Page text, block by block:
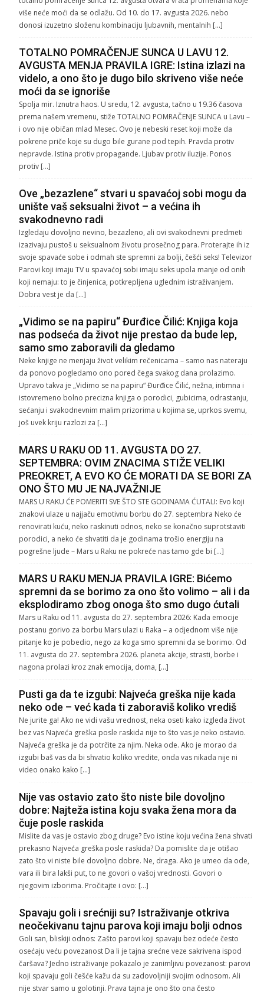
više neće moći da se odlažu. Od 10. do 17. avgusta 2026. nebo
donosi izuzetno složenu kombinaciju ljubavnih, mentalnih […]
TOTALNO POMRAČENJE SUNCA U LAVU 12.
AVGUSTA MENJA PRAVILA IGRE: Istina izlazi na
videlo, a ono što je dugo bilo skriveno više neće
moći da se ignoriše
Spolja mir. Iznutra haos. U sredu, 12. avgusta, tačno u 19.36 časova
prema našem vremenu, stiže TOTALNO POMRAČENJE SUNCA u Lavu –
i ovo nije običan mlad Mesec. Ovo je nebeski reset koji može da
pokrene priče koje su dugo bile gurane pod tepih. Pravda protiv
nepravde. Istina protiv propagande. Ljubav protiv iluzije. Ponos
protiv […]
Ove „bezazlene“ stvari u spavaćoj sobi mogu da
unište vaš seksualni život – a većina ih
svakodnevno radi
Izgledaju dovoljno nevino, bezazleno, ali ovi svakodnevni predmeti
izazivaju pustoš u seksualnom životu prosečnog para. Proterajte ih iz
svoje spavaće sobe i odmah ste spremni za bolji, češći seks! Televizor
Parovi koji imaju TV u spavaćoj sobi imaju seks upola manje od onih
koji nemaju: to je činjenica, potkrepljena uglednim istraživanjem.
Dobra vest je da […]
„Vidimo se na papiru“ Đurđice Čilić: Knjiga koja
nas podseća da život nije prestao da bude lep,
samo smo zaboravili da gledamo
Neke knjige ne menjaju život velikim rečenicama – samo nas nateraju
da ponovo pogledamo ono pored čega svakog dana prolazimo.
Upravo takva je „Vidimo se na papiru“ Đurđice Čilić, nežna, intimna i
istovremeno bolno precizna knjiga o porodici, gubicima, odrastanju,
sećanju i svakodnevnim malim prizorima u kojima se, uprkos svemu,
još uvek kriju razlozi za […]
MARS U RAKU OD 11. AVGUSTA DO 27.
SEPTEMBRA: OVIM ZNACIMA STIŽE VELIKI
PREOKRET, A EVO KO ĆE MORATI DA SE BORI ZA
ONO ŠTO MU JE NAJVAŽNIJE
MARS U RAKU ĆE POMERITI SVE ŠTO STE GODINAMA ĆUTALI: Evo koji
znakovi ulaze u najjaču emotivnu borbu do 27. septembra Neko će
renovirati kuću, neko raskinuti odnos, neko se konačno suprotstaviti
porodici, a neko će shvatiti da je godinama trošio energiju na
pogrešne ljude – Mars u Raku ne pokreće nas tamo gde bi […]
MARS U RAKU MENJA PRAVILA IGRE: Bićemo
spremni da se borimo za ono što volimo – ali i da
eksplodiramo zbog onoga što smo dugo ćutali
Mars u Raku od 11. avgusta do 27. septembra 2026: Kada emocije
postanu gorivo za borbu Mars ulazi u Raka – a odjednom više nije
pitanje ko je pobedio, nego za koga smo spremni da se borimo. Od
11. avgusta do 27. septembra 2026. planeta akcije, strasti, borbe i
nagona prolazi kroz znak emocija, doma, […]
Pusti ga da te izgubi: Najveća greška nije kada
neko ode – već kada ti zaboraviš koliko vrediš
Ne jurite ga! Ako ne vidi vašu vrednost, neka oseti kako izgleda život
bez vas Najveća greška posle raskida nije to što vas je neko ostavio.
Najveća greška je da potrčite za njim. Neka ode. Ako je morao da
izgubi baš vas da bi shvatio koliko vredite, onda vas nikada nije ni
video onako kako […]
Nije vas ostavio zato što niste bile dovoljno
dobre: Najteža istina koju svaka žena mora da
čuje posle raskida
Mislite da vas je ostavio zbog druge? Evo istine koju većina žena shvati
prekasno Najveća greška posle raskida? Da pomislite da je otišao
zato što vi niste bile dovoljno dobre. Ne, draga. Ako je umeo da ode,
vara ili bira lakši put, to ne govori o vašoj vrednosti. Govori o
njegovim izborima. Pročitajte i ovo: […]
Spavaju goli i srećniji su? Istraživanje otkriva
neočekivanu tajnu parova koji imaju bolji odnos
Goli san, bliskiji odnos: Zašto parovi koji spavaju bez odeće često
osećaju veću povezanost Da li je tajna srećne veze sakrivena ispod
čaršava? Jedno istraživanje pokazalo je zanimljivu povezanost: parovi
koji spavaju goli češće kažu da su zadovoljniji svojim odnosom. Ali
nije stvar samo u golotinji. Prava tajna je ono što ona često